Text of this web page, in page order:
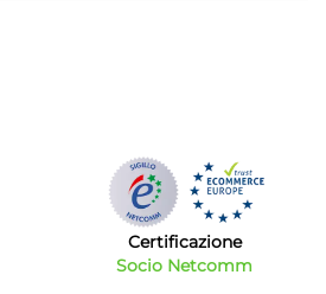
Certificazione
Socio Netcomm